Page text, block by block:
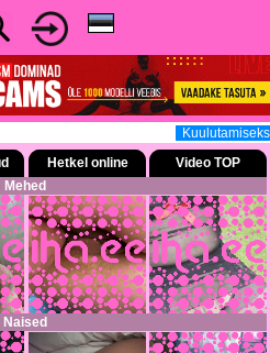
Kuulutamiseks
Hetkel online
Video TOP
Mehed
Naised